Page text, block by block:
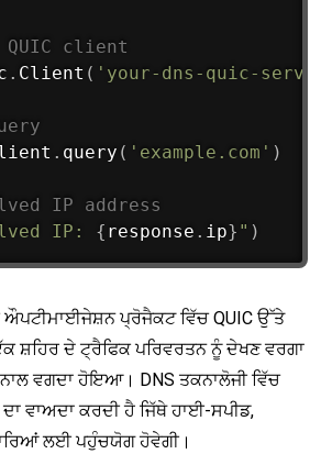
client
. Client ( 'your-dns-quic-
. query ( 'example.com' )
IP address
IP: { response . ip} " )
ਪ੍ਰੋਜੈਕਟ ਵਿੱਚ QUIC ਉੱਤੇ
ਸ਼ਹਿਰ ਦੇ ਟ੍ਰੈਫਿਕ ਪਰਿਵਰਤਨ ਨੂੰ ਦੇਖਣ ਵਰਗਾ
ਵਗਦਾ ਹੋਇਆ। DNS ਤਕਨਾਲੋਜੀ ਵਿੱਚ
ਵਾਅਦਾ ਕਰਦੀ ਹੈ ਜਿੱਥੇ ਹਾਈ-ਸਪੀਡ,
ਲਈ ਪਹੁੰਚਯੋਗ ਹੋਵੇਗੀ।